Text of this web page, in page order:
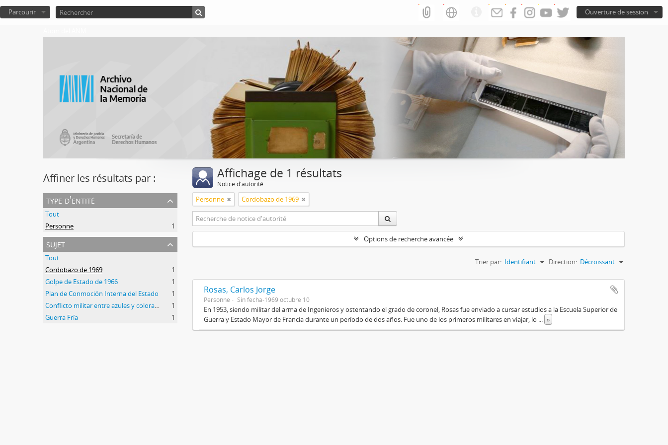
Ouverture de session
Parcourir
Affiner les résultats par :
type d'entité
Tout
Personne
1
sujet
Tout
Cordobazo de 1969
1
Golpe de Estado de 1966
1
Plan de Conmoción Interna del Estado
1
1
Guerra Fría
1
Affichage de 1 résultats
Notice d'autorité
Personne Cordobazo de 1969
Options de recherche avancée
Trier par: Identifiant Direction: Décroissant
Rosas, Carlos Jorge
Personne Sin fecha-1969 octubre 10
En 1953, siendo militar del arma de Ingenieros y ostentando el grado de coronel, Rosas fue enviado a cursar estudios a la Escuela Superior de
Guerra y Estado Mayor de Francia durante un período de dos años. Fue uno de los primeros militares en viajar, lo
»